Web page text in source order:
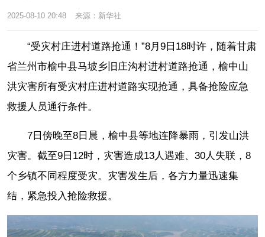
2025-08-10 20:48 来源：新华社
“受灾村庄进村道路抢通！”8月9日18时许，随着甘肃
省兰州市榆中县马坡乡旧庄沟村进村道路抢通，榆中山
洪灾害所有受灾村庄进村道路实现抢通，具备抢险应急
救援人员通行条件。
7日傍晚至8日晨，榆中县等地连降暴雨，引发山洪
灾害。截至9日12时，灾害造成13人遇难、30人失联，8
个乡镇不同程度受灾。灾害发生后，各方力量迅速集
结，紧急投入抢险救援。